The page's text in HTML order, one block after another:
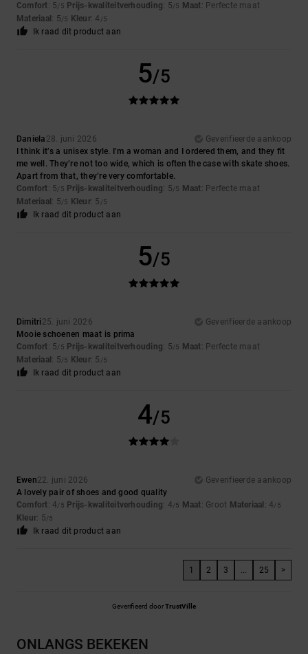
Comfort: 5/5 Prijs-kwaliteitverhouding: 5/5 Maat: Perfecte maat
Materiaal : 5/5 Kleur: 4 /5
Ik raad dit product aan
5/5
Daniela 28. juni 2026
Geverifieerde aankoop
I think it’s a unisex style. I’m a woman and I ordered them, and they fit
me well. They’re not too wide, which is often the case with skate shoes.
Apart from that, they’re very comfortable.
Comfort: 5/5 Prijs-kwaliteitverhouding: 5/5 Maat: Perfecte maat
Materiaal : 5/5 Kleur: 5 /5
Ik raad dit product aan
5/5
Dimitri 25. juni 2026
Geverifieerde aankoop
Mooie schoenen maat is prima
Comfort: 5/5 Prijs-kwaliteitverhouding: 5/5 Maat: Perfecte maat
Materiaal : 5/5 Kleur: 5 /5
Ik raad dit product aan
4/5
Ewen22. juni 2026
Geverifieerde aankoop
A lovely pair of shoes and good quality
Comfort: 4/5 Prijs-kwaliteitverhouding: 4/5 Maat: Groot Materiaal : 4/5
Kleur: 5/5
Ik raad dit product aan
1 2 3 ... 25 >
Geverifieerd doorTrustVille
ONLANGS BEKEKEN